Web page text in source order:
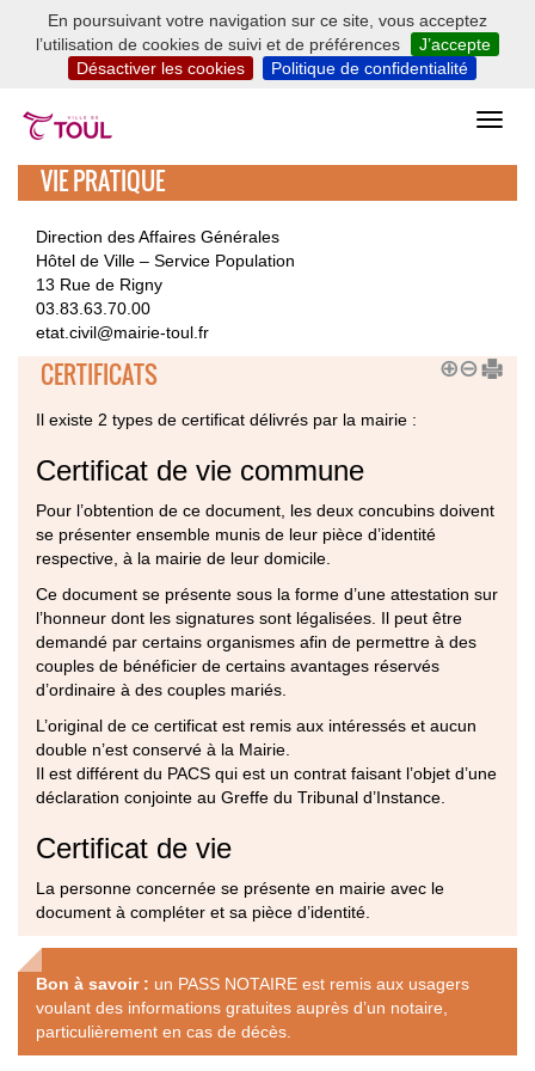
En poursuivant votre navigation sur ce site, vous acceptez
l’utilisation de cookies de suivi et de préférences
J’accepte
Désactiver les cookies
Politique de confidentialité
VIE PRATIQUE
Direction des Affaires Générales
Hôtel de Ville – Service Population
13 Rue de Rigny
03.83.63.70.00
etat.civil@mairie-toul.fr
CERTIFICATS
Il existe 2 types de certificat délivrés par la mairie :
Certificat de vie commune
Pour l’obtention de ce document, les deux concubins doivent
se présenter ensemble munis de leur pièce d’identité
respective, à la mairie de leur domicile.
Ce document se présente sous la forme d’une attestation sur
l’honneur dont les signatures sont légalisées. Il peut être
demandé par certains organismes afin de permettre à des
couples de bénéficier de certains avantages réservés
d’ordinaire à des couples mariés.
L’original de ce certificat est remis aux intéressés et aucun
double n’est conservé à la Mairie.
Il est différent du PACS qui est un contrat faisant l’objet d’une
déclaration conjointe au Greffe du Tribunal d’Instance.
Certificat de vie
La personne concernée se présente en mairie avec le
document à compléter et sa pièce d’identité.
Bon à savoir : un PASS NOTAIRE est remis aux usagers
voulant des informations gratuites auprès d’un notaire,
particulièrement en cas de décès.